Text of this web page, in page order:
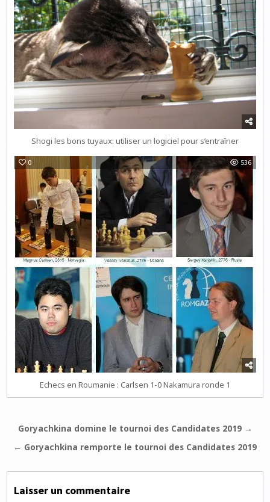
Shogi les bons tuyaux: utiliser un logiciel pour s’entraîner
0 536
Echecs en Roumanie : Carlsen 1-0 Nakamura ronde 1
Navigation
de
Goryachkina domine le tournoi des Candidates 2019 →
← Goryachkina remporte le tournoi des Candidates 2019
Laisser un commentaire